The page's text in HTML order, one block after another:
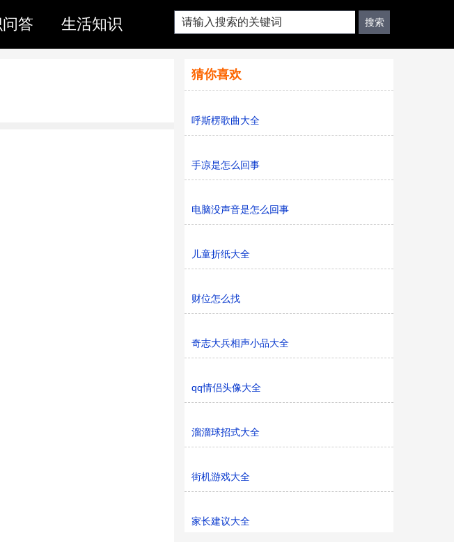
答 生活知识
猜你喜欢
呼斯楞歌曲大全
手凉是怎么回事
电脑没声音是怎么回事
儿童折纸大全
财位怎么找
奇志大兵相声小品大全
qq情侣头像大全
溜溜球招式大全
街机游戏大全
家长建议大全